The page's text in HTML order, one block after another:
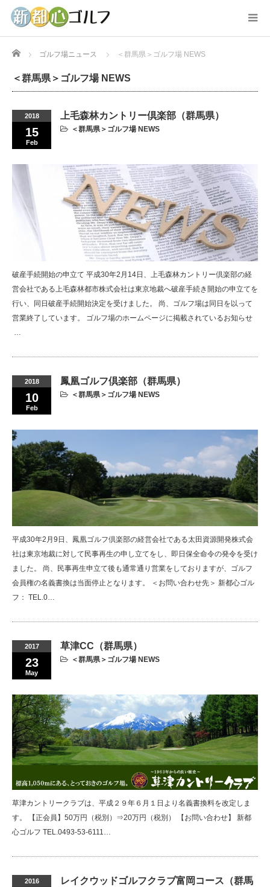
Home ゴルフ場ニュース ＜群馬県＞ゴルフ場 NEWS
＜群馬県＞ゴルフ場 NEWS
2018
15
Feb
上毛森林カントリー倶楽部（群馬県）
＜群馬県＞ゴルフ場 NEWS
破産手続開始の申立て 平成30年2月14日、上毛森林カントリー倶楽部の経
営会社である上毛森林都市株式会社は東京地裁へ破産手続き開始の申立てを
行い、同日破産手続開始決定を受けました。 尚、ゴルフ場は同日を以って
営業終了しています。 ゴルフ場のホームページに掲載されているお知らせ
2018
10
Feb
鳳凰ゴルフ倶楽部（群馬県）
＜群馬県＞ゴルフ場 NEWS
平成30年2月9日、鳳凰ゴルフ倶楽部の経営会社である太田資源開発株式会
社は東京地裁に対して民事再生の申し立てをし、即日保全命令の発令を受け
ました。 尚、民事再生申立て後も通常通り営業をしておりますが、ゴルフ
会員権の名義書換は当面停止となります。 ＜お問い合わせ先＞ 新都心ゴル
フ： TEL.0…
2017
23
May
草津CC（群馬県）
＜群馬県＞ゴルフ場 NEWS
草津カントリークラブは、平成２９年６月１日より名義書換料を改定しま
す。 【正会員】50万円（税別）⇒20万円（税別） 【お問い合わせ】 新都
心ゴルフ TEL.0493-53-6111…
2016
レイクウッドゴルフクラブ富岡コース（群馬